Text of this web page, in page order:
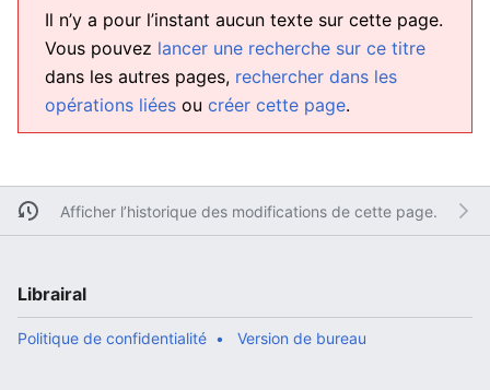
Il n’y a pour l’instant aucun texte sur cette page.
Vous pouvez lancer une recherche sur ce titre
dans les autres pages, rechercher dans les
opérations liées ou créer cette page.
Afficher l’historique des modifications de cette page.
Librairal
Politique de confidentialité Version de bureau